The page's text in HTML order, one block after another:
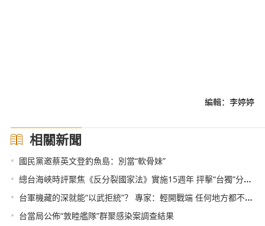
編輯：李婷婷
相關新聞
• 國民黨邀蔡英文登釣魚島：別當“軟骨妹”
• 總台海峽時評聚焦《反分裂國家法》實施15週年 抨擊“台獨”分裂勢力引發海內外媒體廣泛關注
• 台軍機藏的深就能“以武拒統”？ 專家：輕開戰端 任何地方都不安全
• 台當局公佈“敦睦艦隊”群聚感染案調查結果